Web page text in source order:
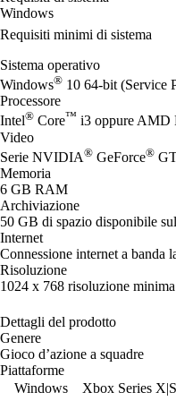
Windows
Requisiti minimi di sistema
Sistema operativo
Windows® 10 64-bit (Service
Processore
Intel® Core™ i3 oppure AMD
Video
Serie NVIDIA® GeForce®
Memoria
6 GB RAM
Archiviazione
50 GB di spazio disponibile
Internet
Connessione internet a banda
Risoluzione
1024 x 768 risoluzione
Dettagli del prodotto
Genere
Gioco d’azione a squadre
Piattaforme
Windows
Xbox Series X|S